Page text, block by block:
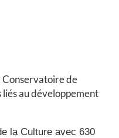
Conservatoire de
au développement
la Culture avec 630